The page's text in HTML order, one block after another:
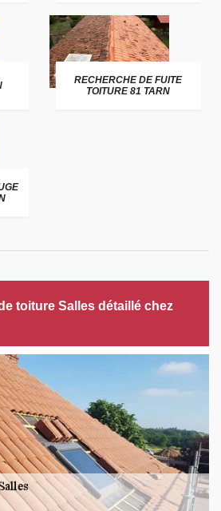
RECHERCHE DE FUITE
TOITURE 81 TARN
toiture Salles détaillé chez